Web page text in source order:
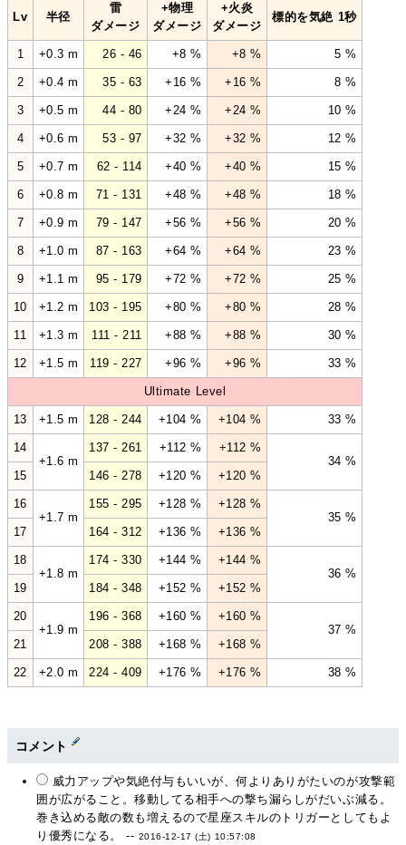
Lv 半径
雷
ダメージ
+物理
ダメージ
+火炎
ダメージ
標的を気絶 1秒
1 +0.3 m 26 - 46 +8 % +8 % 5 %
2 +0.4 m 35 - 63 +16 % +16 % 8 %
3 +0.5 m 44 - 80 +24 % +24 % 10 %
4 +0.6 m 53 - 97 +32 % +32 % 12 %
5 +0.7 m 62 - 114 +40 % +40 % 15 %
6 +0.8 m 71 - 131 +48 % +48 % 18 %
7 +0.9 m 79 - 147 +56 % +56 % 20 %
8 +1.0 m 87 - 163 +64 % +64 % 23 %
9 +1.1 m 95 - 179 +72 % +72 % 25 %
10 +1.2 m 103 - 195 +80 % +80 % 28 %
11 +1.3 m 111 - 211 +88 % +88 % 30 %
12 +1.5 m 119 - 227 +96 % +96 % 33 %
Ultimate Level
13 +1.5 m 128 - 244 +104 % +104 % 33 %
14
+1.6 m
137 - 261 +112 %
+112 %
34 %
15
146 - 278 +120 % +120 %
16
+1.7 m
155 - 295 +128 %
+128 %
35 %
17
164 - 312 +136 % +136 %
18
+1.8 m
174 - 330 +144 %
+144 %
36 %
19
184 - 348 +152 % +152 %
20
+1.9 m
196 - 368 +160 %
+160 %
37 %
21
208 - 388 +168 % +168 %
22 +2.0 m 224 - 409 +176 % +176 % 38 %
コメント
威力アップや気絶付与もいいが、何よりありがたいのが攻撃範
囲が広がること。移動してる相手への撃ち漏らしがだいぶ減る。
巻き込める敵の数も増えるので星座スキルのトリガーとしてもよ
り優秀になる。 -- 2016-12-17 (土) 10:57:08